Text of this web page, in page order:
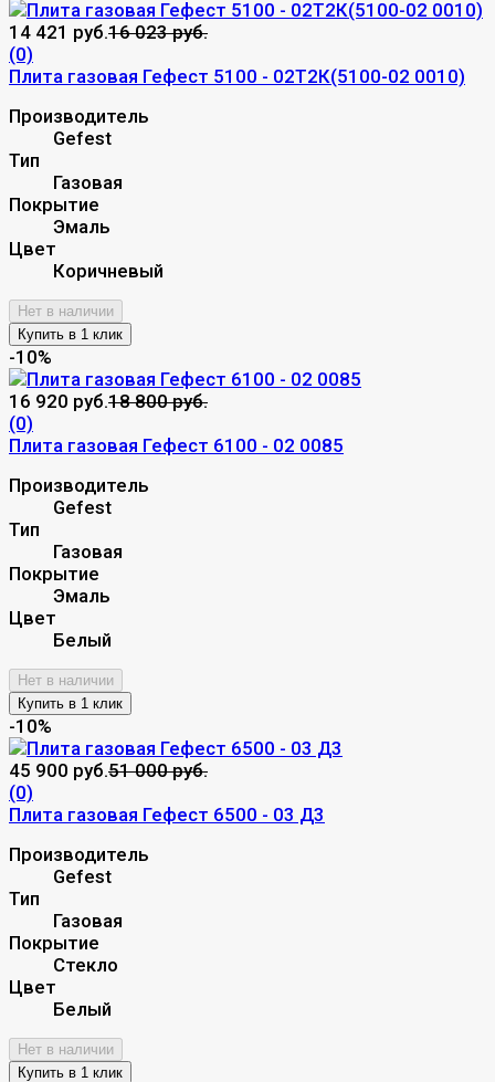
14 421 руб.16 023 руб.
(0)
Плита газовая Гефест 5100 - 02Т2К(5100-02 0010)
Производитель
Gefest
Тип
Газовая
Покрытие
Эмаль
Цвет
Коричневый
Нет в наличии
-10%
16 920 руб.18 800 руб.
(0)
Плита газовая Гефест 6100 - 02 0085
Производитель
Gefest
Тип
Газовая
Покрытие
Эмаль
Цвет
Белый
Нет в наличии
-10%
45 900 руб.51 000 руб.
(0)
Плита газовая Гефест 6500 - 03 Д3
Производитель
Gefest
Тип
Газовая
Покрытие
Стекло
Цвет
Белый
Нет в наличии